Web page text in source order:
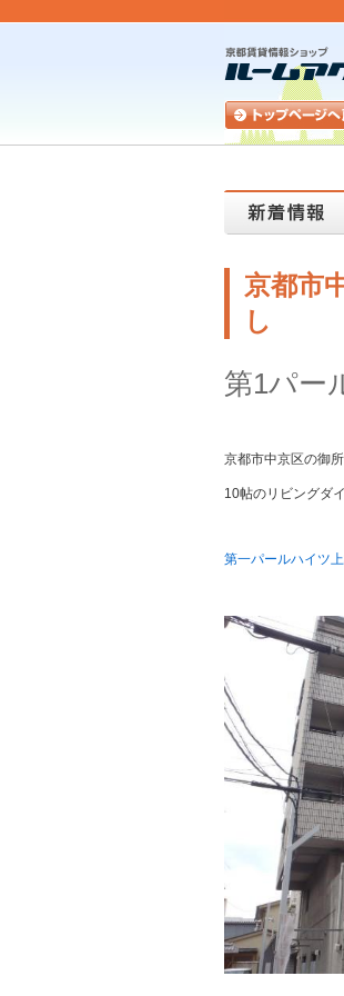
京都市
し
第1パー
京都市中京区の御
10帖のリビングダ
第一パールハイツ